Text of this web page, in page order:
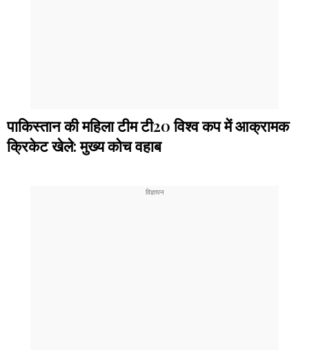
पाकिस्तान की महिला टीम टी20 विश्व कप में आक्रामक
क्रिकेट खेले: मुख्य कोच वहाब